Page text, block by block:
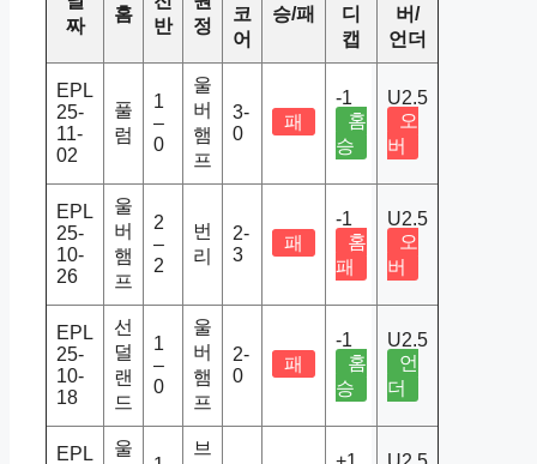
짜
홈
반
정
코
어
승/패
디
캡
버/
언더
EPL
25-
11-
02
풀
럼
1
–
0
울
버
햄
프
3-
0
패
-1
홈
승
U2.5
오
버
EPL
25-
10-
26
울
버
햄
프
2
–
2
번
리
2-
3
패
-1
홈
패
U2.5
오
버
EPL
25-
10-
18
선
덜
랜
드
1
–
0
울
버
햄
프
2-
0
패
-1
홈
승
U2.5
언
더
EPL
울
브